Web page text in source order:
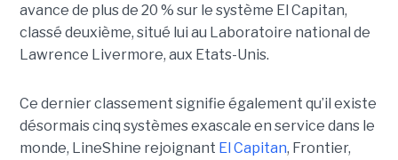
avance de plus de 20 % sur le système El Capitan,
classé deuxième, situé lui au Laboratoire national de
Lawrence Livermore, aux Etats-Unis.
Ce dernier classement signifie également qu’il existe
désormais cinq systèmes exascale en service dans le
monde, LineShine rejoignant El Capitan, Frontier,